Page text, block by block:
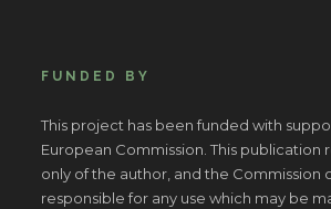
FUNDED BY
This project has been funded with
European Commission. This publication
only of the author, and the Commission
responsible for any use which may be